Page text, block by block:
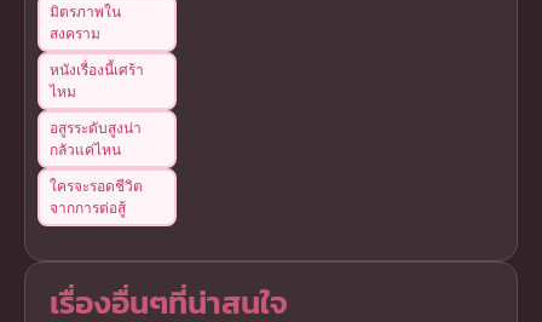
มิตรภาพใน
สงคราม
หนังเรื่องนี้เศร้า
ไหม
อสูรระดับสูงน่า
กลัวแค่ไหน
ใครจะรอดชีวิต
จากการต่อสู้
เรื่องอื่นๆที่น่าสนใจ